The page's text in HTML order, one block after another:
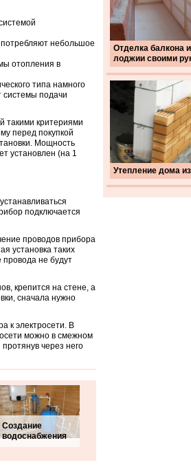
Отделка балкона
лоджии своими
Утепление дома
небольшое
отопления в
типа намного
системы подачи
такими критериями
перед покупкой
Мощность
установлен (на 1
подключается
проводов прибора
установка таких
не будут
крепится на стене, а
сначала нужно
к электросети. В
можно в смежном
через него
Создание
водоснабжения